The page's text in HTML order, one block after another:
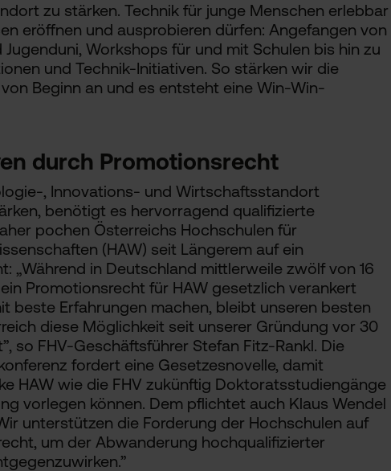
zu stärken. Technik für junge Menschen erlebbar
eröffnen und ausprobieren dürfen: Angefangen von
Workshops für und mit Schulen bis hin zu
und Technik-Initiativen. So stärken wir die
Beginn an und es entsteht eine Win-Win-
durch Promotionsrecht
, Innovations- und Wirtschaftsstandort
benötigt es hervorragend qualifizierte
pochen Österreichs Hochschulen für
(HAW) seit Längerem auf ein
„Während in Deutschland mittlerweile zwölf von 16
Promotionsrecht für HAW gesetzlich verankert
beste Erfahrungen machen, bleibt unseren besten
diese Möglichkeit seit unserer Gründung vor 30
so FHV-Geschäftsführer Stefan Fitz-Rankl. Die
fordert eine Gesetzesnovelle, damit
HAW wie die FHV zukünftig Doktoratsstudiengänge
vorlegen können. Dem pflichtet auch Klaus Wendel
unterstützen die Forderung der Hochschulen auf
um der Abwanderung hochqualifizierter